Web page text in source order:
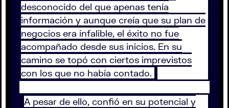
desconocido del que apenas tenía
información y aunque creía que su plan de
negocios era infalible, el éxito no fue
acompañado desde sus inicios. En su
camino se topó con ciertos imprevistos
con los que no había contado.
A pesar de ello, confió en su potencial y